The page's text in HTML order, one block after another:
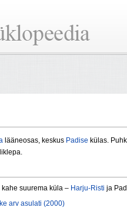
lääneosas, keskus Padise külas.
suurema küla – Harju-Risti ja
arv asulati (2000)